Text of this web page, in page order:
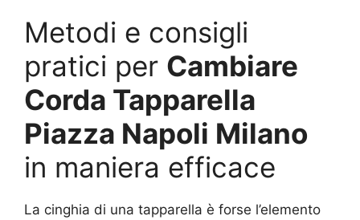
Metodi e consigli
pratici per Cambiare
Corda Tapparella
Piazza Napoli Milano
in maniera efficace
La cinghia di una tapparella è forse l’elemento